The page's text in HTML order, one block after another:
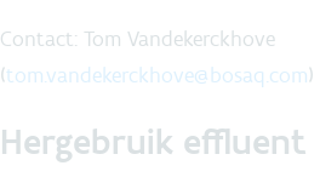
Contact: Tom Vandekerckhove
(tom.vandekerckhove@bosaq.com)
Hergebruik effluent